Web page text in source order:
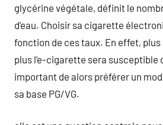
glycérine végétale, définit le
d’eau. Choisir sa cigarette
fonction de ces taux. En effet, plus
plus l’e-cigarette sera susceptible
important de alors préférer un
sa base PG/VG.